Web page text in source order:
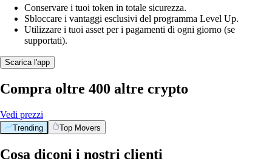
Conservare i tuoi token in totale sicurezza.
Sbloccare i vantaggi esclusivi del programma Level Up.
Utilizzare i tuoi asset per i pagamenti di ogni giorno (se
supportati).
Scarica l'app
Compra oltre 400 altre crypto
Vedi prezzi
Trending Top Movers
Cosa diconi i nostri clienti